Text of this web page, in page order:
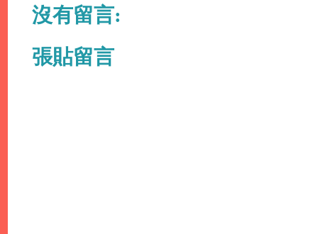
沒有留言:
張貼留言